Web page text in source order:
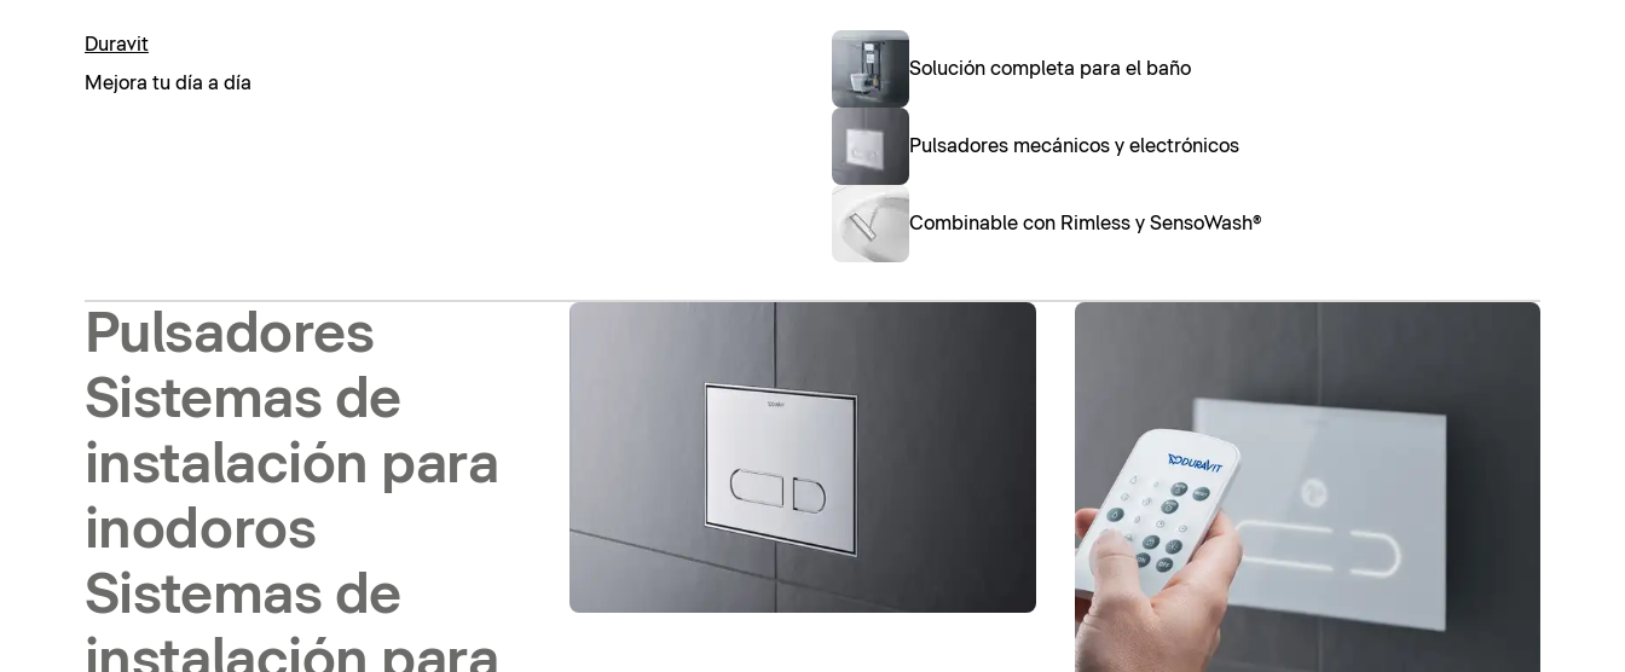
Duravit
Mejora tu día a día
Solución completa para el baño
Pulsadores mecánicos y electrónicos
Combinable con Rimless y SensoWash®
Pulsadores
Sistemas de
instalación para
inodoros
Sistemas de